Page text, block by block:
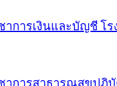
าการเงินและบัญชี โ
าการสาธารณสุขปฏิ